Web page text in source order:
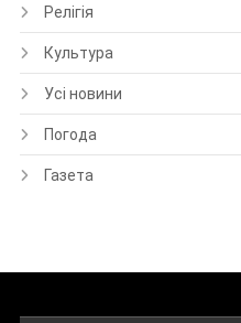
Релігія
Культура
Усі новини
Погода
Газета